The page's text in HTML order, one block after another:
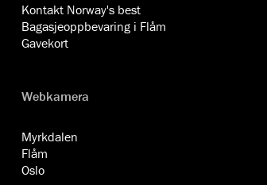
Kontakt Norway's best
Bagasjeoppbevaring i Flåm
Gavekort
Webkamera
Myrkdalen
Flåm
Oslo